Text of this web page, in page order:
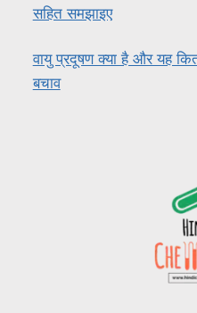
सहित समझाइए
वायु प्रदूषण क्या है और यह
बचाव